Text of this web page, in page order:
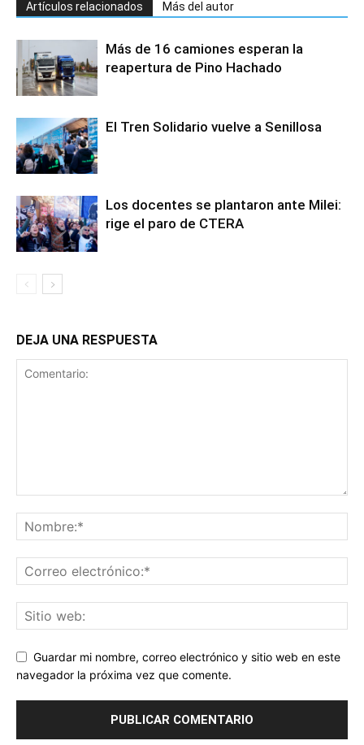
Artículos relacionados Más del autor
Más de 16 camiones esperan la
reapertura de Pino Hachado
El Tren Solidario vuelve a Senillosa
Los docentes se plantaron ante Milei:
rige el paro de CTERA
DEJA UNA RESPUESTA
Guardar mi nombre, correo electrónico y sitio web en este
navegador la próxima vez que comente.